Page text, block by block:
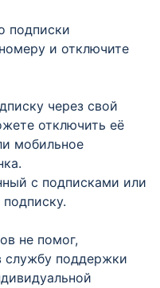
подписки
и отключите
через свой
отключить её
мобильное
с подписками или
не помог,
службу поддержки